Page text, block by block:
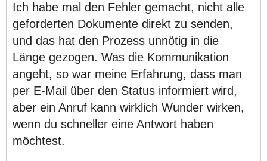
Ich habe mal den Fehler gemacht, nicht alle
geforderten Dokumente direkt zu senden,
und das hat den Prozess unnötig in die
Länge gezogen. Was die Kommunikation
angeht, so war meine Erfahrung, dass man
per E-Mail über den Status informiert wird,
aber ein Anruf kann wirklich Wunder wirken,
wenn du schneller eine Antwort haben
möchtest.